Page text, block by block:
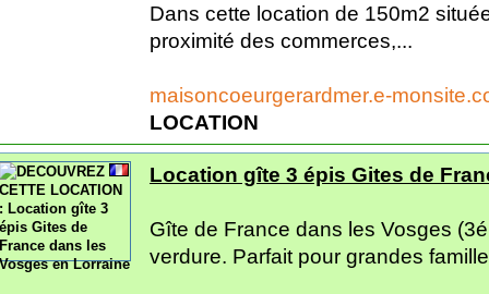
Dans cette location de 150m2
proximité des commerces,...
maisoncoeurgerardmer.e-
LOCATION
Location gîte 3 épis Gites de
Gîte de France dans les Vosges
verdure. Parfait pour grandes